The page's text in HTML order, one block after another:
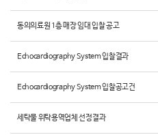
동의의료원 1층 매장 임대 입찰 공고
Echocardiography System 입찰결과
Echocardiography System 입찰공고건
세탁물 위탁용역업체 선정결과